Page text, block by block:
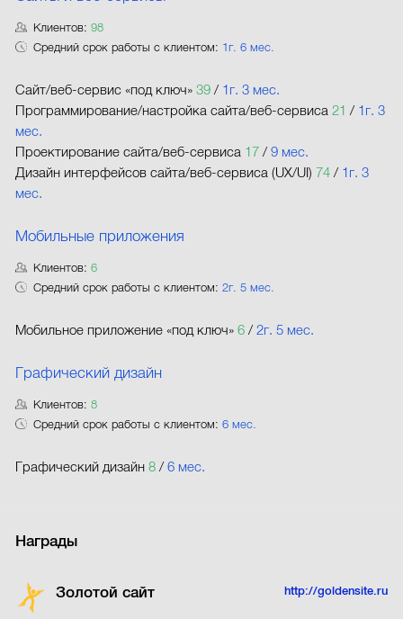
Клиентов:98
Средний срок работы с клиентом: 1г. 6 мес.
Сайт/веб-сервис «под ключ» 39 / 1г. 3 мес.
Программирование/настройка сайта/веб-сервиса 21 / 1г. 3
мес.
Проектирование сайта/веб-сервиса 17 /9 мес.
Дизайн интерфейсов сайта/веб-сервиса (UX/UI) 74 / 1г. 3
мес.
Мобильные приложения
Клиентов:6
Средний срок работы с клиентом:2г. 5 мес.
Мобильное приложение «под ключ» 6 /2г. 5 мес.
Графический дизайн
Клиентов:8
Средний срок работы с клиентом:6 мес.
Графический дизайн 8 /6 мес.
Награды
Золотой сайт http://goldensite.ru